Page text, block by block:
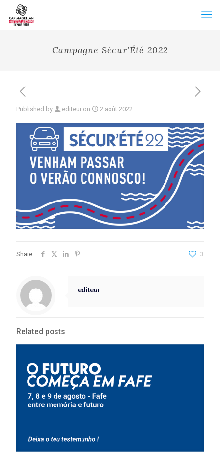
Campagne Sécur’Été 2022
Published by editeur on 2 août 2022
Share 3
editeur
Related posts